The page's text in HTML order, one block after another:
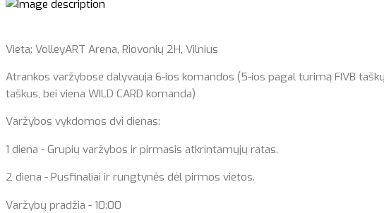
Vieta: VolleyART Arena, Riovonių 2H, Vilnius
Atrankos varžybose dalyvauja 6-ios komandos (5-ios pagal turimą FIVB
taškus, bei viena WILD CARD komanda)
Varžybos vykdomos dvi dienas:
1 diena - Grupių varžybos ir pirmasis atkrintamųjų ratas.
2 diena - Pusfinaliai ir rungtynės dėl pirmos vietos.
Varžybų pradžia - 10:00